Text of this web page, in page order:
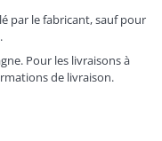
par le fabricant, sauf pour
Pour les livraisons à
de livraison.